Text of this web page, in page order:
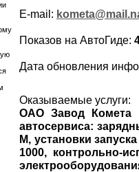
E-mail:
Показов на АвтоГиде:
Дата обновления
Оказываемые услуги:
ОАО Завод Комета
автосервиса:
М, установки
1000, контрольно-